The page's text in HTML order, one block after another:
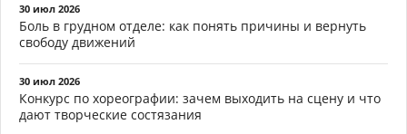
30 июл 2026
Боль в грудном отделе: как понять причины и вернуть
свободу движений
30 июл 2026
Конкурс по хореографии: зачем выходить на сцену и что
дают творческие состязания